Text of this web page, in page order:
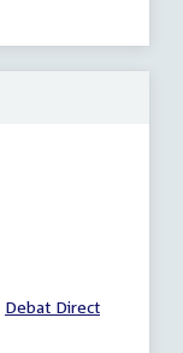
External
Debat Direct